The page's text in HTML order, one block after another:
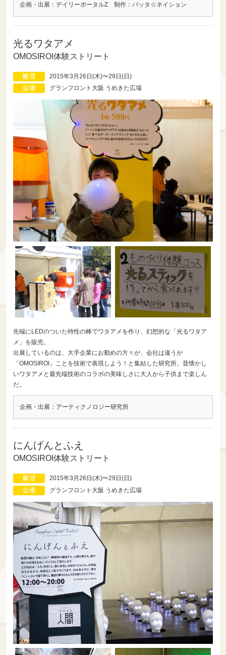
企画・出展：デイリーポータルZ 制作：バッタ☆ネイション
光るワタアメ
OMOSIROI体験ストリート
2015年3月26日(木)〜29日(日)
グランフロント大阪 うめきた広場
先端にLEDのついた特性の棒でワタアメを作り、幻想的な「光るワタア
メ」を販売。
出展しているのは、大手企業にお勤めの方々が、会社は違うが
「OMOSIROI」ことを技術で表現しよう！と集結した研究所。昔懐かし
いワタアメと最先端技術のコラボの美味しさに大人から子供まで楽しん
だ。
企画・出展：アーティクノロジー研究所
にんげんとふえ
OMOSIROI体験ストリート
2015年3月26日(木)〜29日(日)
グランフロント大阪 うめきた広場